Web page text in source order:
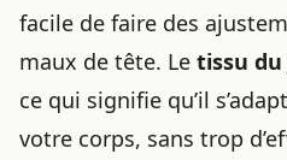
facile de faire des
maux de tête. Le tissu
ce qui signifie qu’il
votre corps, sans trop